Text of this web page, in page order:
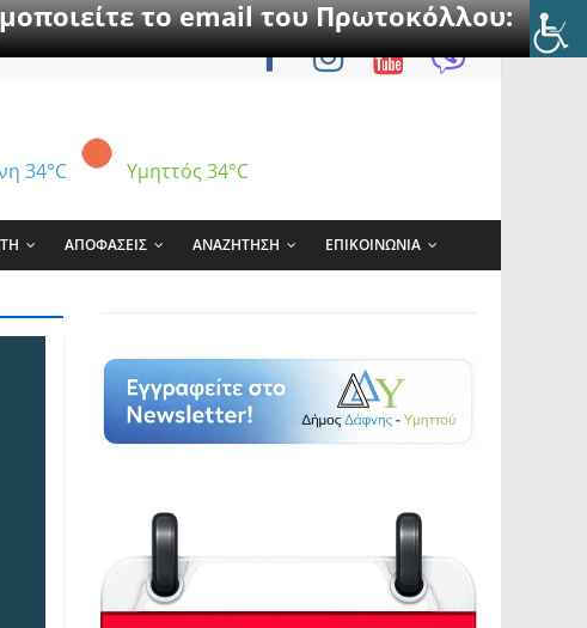
το email του Πρωτοκόλλου:
34°C Υμηττός 34°C
ΑΠΟΦΑΣΕΙΣ ΑΝΑΖΗΤΗΣΗ ΕΠΙΚΟΙΝΩΝΙΑ